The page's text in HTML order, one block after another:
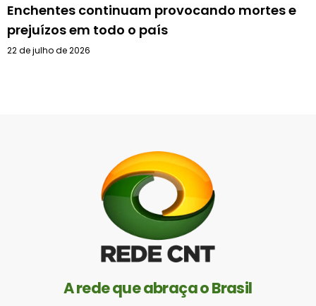
Enchentes continuam provocando mortes e
prejuízos em todo o país
22 de julho de 2026
A rede que abraça o Brasil